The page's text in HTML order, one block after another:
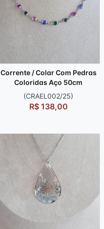
Corrente / Colar Com Pedras
Coloridas Aço 50cm
(CRAEL002/25)
R$ 138,00